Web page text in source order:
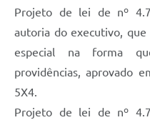
Projeto de lei de nº
autoria do executivo,
especial na forma
providências, aprovado
5X4.
Projeto de lei de nº